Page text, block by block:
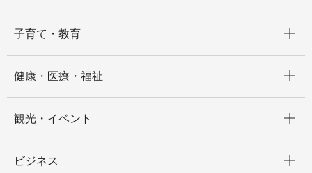
子育て・教育
健康・医療・福祉
観光・イベント
ビジネス